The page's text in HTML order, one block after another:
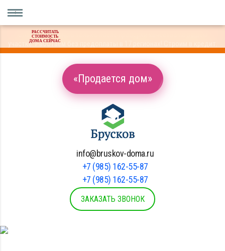
Оплата материала только после проверки качества на вашем
участке. Работаем без предоплаты в 17 регионах! Строим в кредит.
«Продается дом»
info@bruskov-doma.ru
+7 (985) 162-55-87
+7 (985) 162-55-87
ЗАКАЗАТЬ ЗВОНОК
РАССЧИТАТЬ
СТОИМОСТЬ
ДОМА СЕЙЧАС